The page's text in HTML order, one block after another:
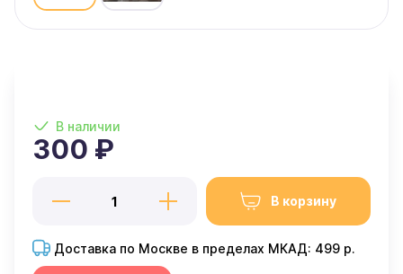
В наличии
300 ₽
В корзину
Доставка по Москве в пределах МКАД: 499 р.